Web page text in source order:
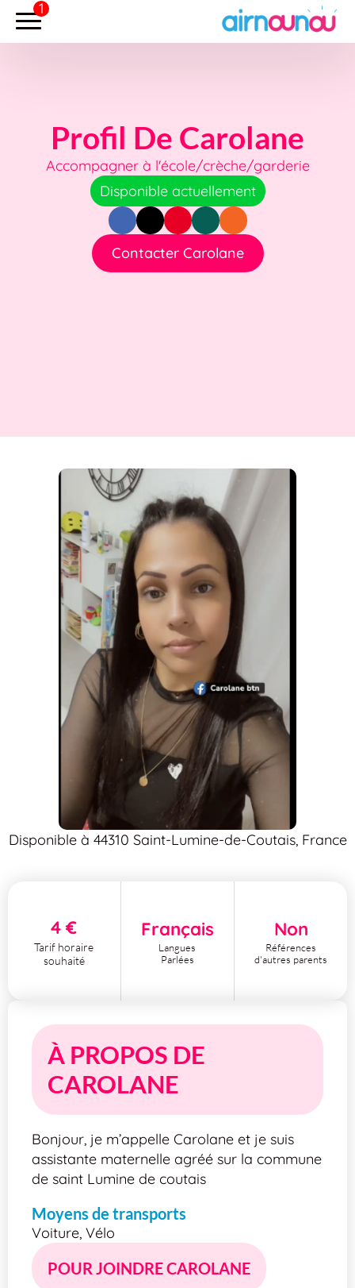
Profil De Carolane
Accompagner à l'école/crèche/garderie
Disponible actuellement
Contacter Carolane
Disponible à 44310 Saint-Lumine-de-Coutais, France
4 €
Tarif horaire
souhaité
Français
Langues
Parlées
Non
Références
d'autres parents
À PROPOS DE
CAROLANE
Bonjour, je m’appelle Carolane et je suis
assistante maternelle agréé sur la commune
de saint Lumine de coutais
Moyens de transports
Voiture, Vélo
POUR JOINDRE CAROLANE